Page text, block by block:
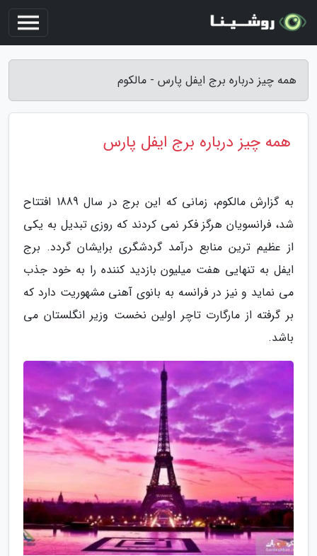
همه چیز درباره برج ایفل پارس - مالکوم
همه چیز درباره برج ایفل پارس
به گزارش مالکوم، زمانی که این برج در سال 1889 افتتاح
شد، فرانسویان هرگز فکر نمی کردند که روزی تبدیل به یکی
از عظیم ترین منابع درآمد گردشگری برایشان گردد. برج
ایفل به تنهایی هفت میلیون بازدید کننده را به خود جذب
می نماید و نیز در فرانسه به بانوی آهنی مشهوریت دارد که
بر گرفته از مارگارت تاچر اولین نخست وزیر انگلستان می
باشد.